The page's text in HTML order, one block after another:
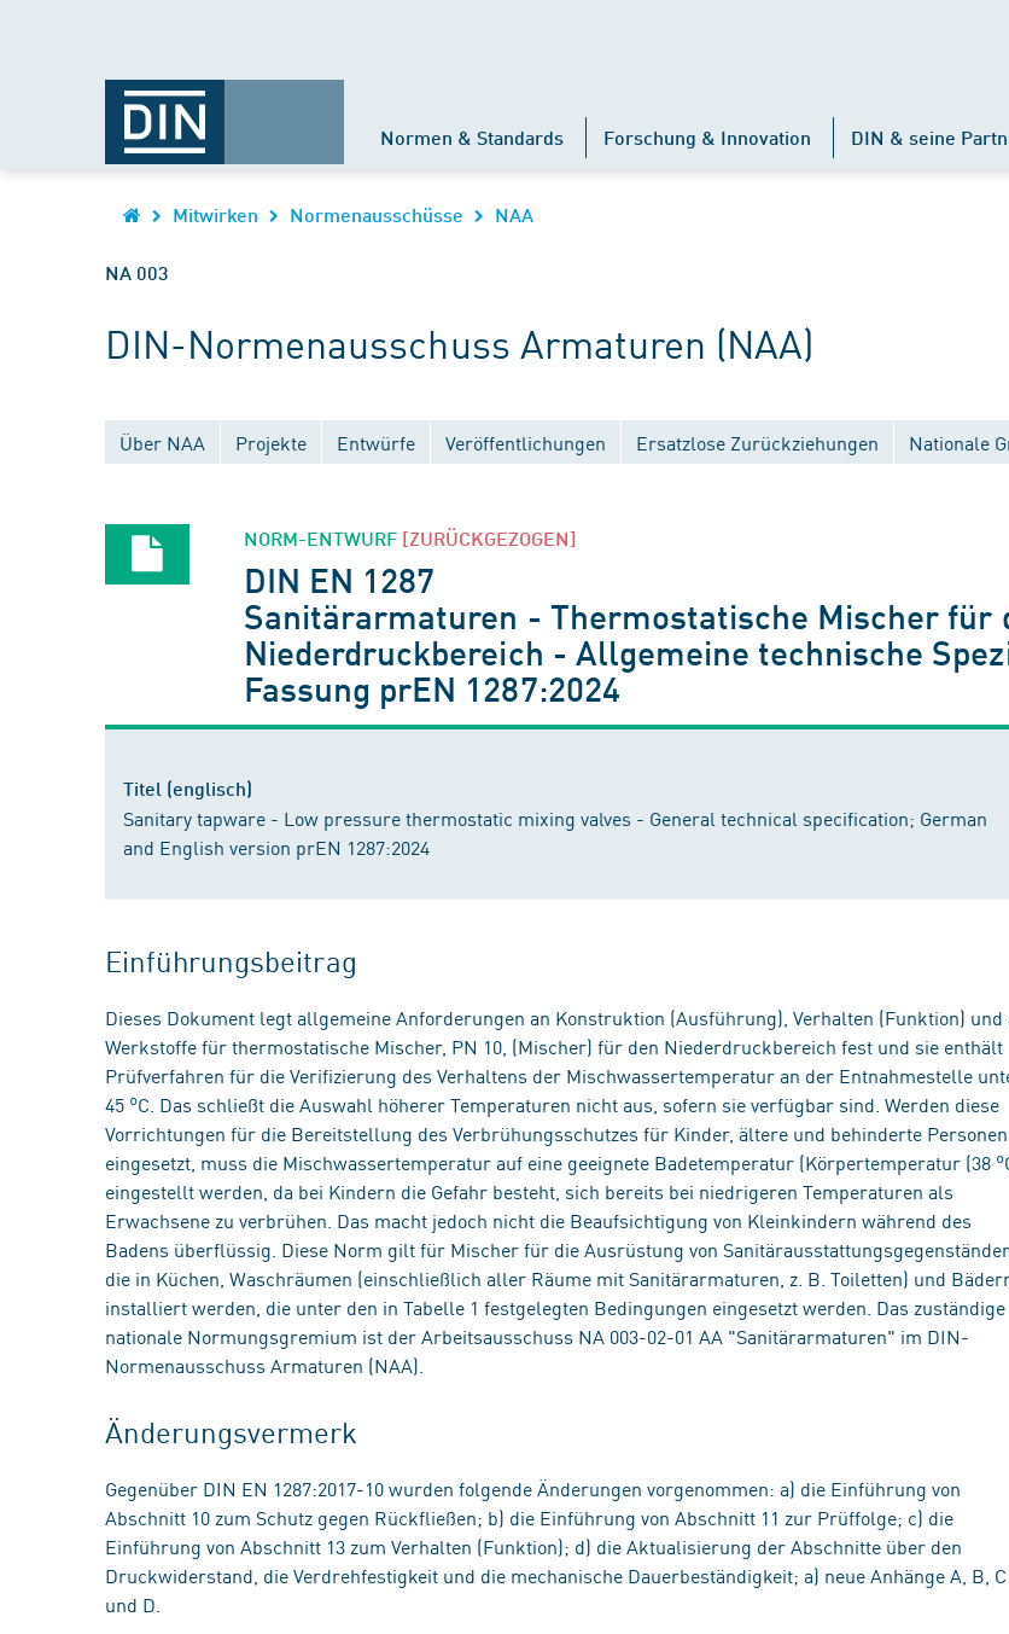
Normen & Standards Forschung & Innovation DIN & seine
Mitwirken Normenausschüsse NAA
NA 003
DIN-Normenausschuss Armaturen (NAA)
Über NAA Projekte Entwürfe Veröffentlichungen Ersatzlose Zurückziehungen Nationale
NORM-ENTWURF [ZURÜCKGEZOGEN]
DIN EN 1287
Sanitärarmaturen - Thermostatische Mischer für
Niederdruckbereich - Allgemeine technische
Fassung prEN 1287:2024
Titel (englisch)
Sanitary tapware - Low pressure thermostatic mixing valves - General technical specification; German
and English version prEN 1287:2024
Einführungsbeitrag
Dieses Dokument legt allgemeine Anforderungen an Konstruktion (Ausführung), Verhalten (Funktion) und
Werkstoffe für thermostatische Mischer, PN 10, (Mischer) für den Niederdruckbereich fest und sie enthält
Prüfverfahren für die Verifizierung des Verhaltens der Mischwassertemperatur an der Entnahmestelle
45 °C. Das schließt die Auswahl höherer Temperaturen nicht aus, sofern sie verfügbar sind. Werden diese
Vorrichtungen für die Bereitstellung des Verbrühungsschutzes für Kinder, ältere und behinderte Personen
eingesetzt, muss die Mischwassertemperatur auf eine geeignete Badetemperatur (Körpertemperatur (38
eingestellt werden, da bei Kindern die Gefahr besteht, sich bereits bei niedrigeren Temperaturen als
Erwachsene zu verbrühen. Das macht jedoch nicht die Beaufsichtigung von Kleinkindern während des
Badens überflüssig. Diese Norm gilt für Mischer für die Ausrüstung von
die in Küchen, Waschräumen (einschließlich aller Räume mit Sanitärarmaturen, z. B. Toiletten) und
installiert werden, die unter den in Tabelle 1 festgelegten Bedingungen eingesetzt werden. Das zuständige
nationale Normungsgremium ist der Arbeitsausschuss NA 003-02-01 AA "Sanitärarmaturen" im DIN-
Normenausschuss Armaturen (NAA).
Änderungsvermerk
Gegenüber DIN EN 1287:2017-10 wurden folgende Änderungen vorgenommen: a) die Einführung von
Abschnitt 10 zum Schutz gegen Rückfließen; b) die Einführung von Abschnitt 11 zur Prüffolge; c) die
Einführung von Abschnitt 13 zum Verhalten (Funktion); d) die Aktualisierung der Abschnitte über den
Druckwiderstand, die Verdrehfestigkeit und die mechanische Dauerbeständigkeit; a) neue Anhänge A, B, C
und D.